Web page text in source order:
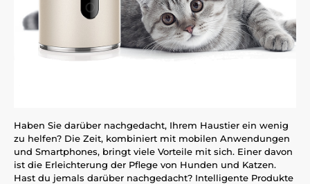
Haben Sie darüber nachgedacht, Ihrem Haustier ein wenig
zu helfen? Die Zeit, kombiniert mit mobilen Anwendungen
und Smartphones, bringt viele Vorteile mit sich. Einer davon
ist die Erleichterung der Pflege von Hunden und Katzen.
Hast du jemals darüber nachgedacht? Intelligente Produkte